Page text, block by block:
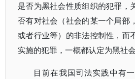
是否为黑社会性质组织的犯罪，
否有对社会（社会的某一个局部
或者行业等）的非法控制性，而
实施的犯罪，一概都认定为黑社
目前在我国司法实践中有